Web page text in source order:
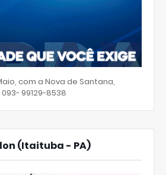
com a Nova de Santana,
99129-8538
(Itaituba - PA)